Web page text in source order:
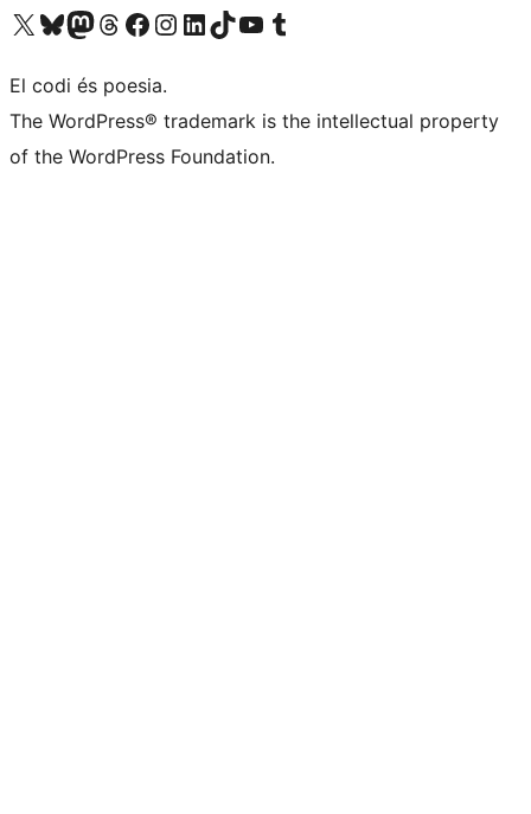
Visiteu el nostre compte X (abans Twitter)
Visiteu el nostre compte de Bluesky
Visiteu el nostre compte al Mastodon
Visiteu el nostre compte de Threads
Visiteu la nostra pàgina al Facebook
Visiteu el nostre compte d'Instagram
Visiteu el nostre compte de LinkedIn
Visiteu el nostre compte de TikTok
Visiteu el nostre canal al YouTube
Visiteu el nostre compte de Tumblr
El codi és poesia.
The WordPress® trademark is the intellectual property
of the WordPress Foundation.